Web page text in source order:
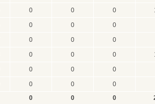
0 0 0
0 0 0
0 0 0
0 0 0
0 0 0
0 0
0
0 0 0